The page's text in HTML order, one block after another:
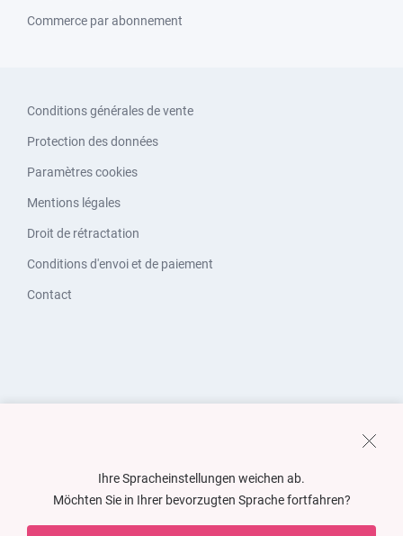
Commerce par abonnement
Conditions générales de vente
Protection des données
Paramètres cookies
Mentions légales
Droit de rétractation
Conditions d'envoi et de paiement
Contact
Ihre Spracheinstellungen weichen ab.
Möchten Sie in Ihrer bevorzugten Sprache fortfahren?